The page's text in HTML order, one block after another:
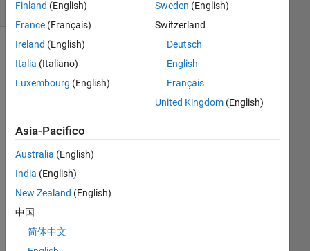
(30 giorni)
I
am
ng
to
lear
Finland (English)
France (Français)
Ireland (English)
Italia (Italiano)
Luxembourg (English)
Sweden (English)
Switzerland
Deutsch
English
Français
United Kingdom(English)
Asia-Pacifico
Australia (English)
India (English)
New Zealand (English)
中国
简体中文